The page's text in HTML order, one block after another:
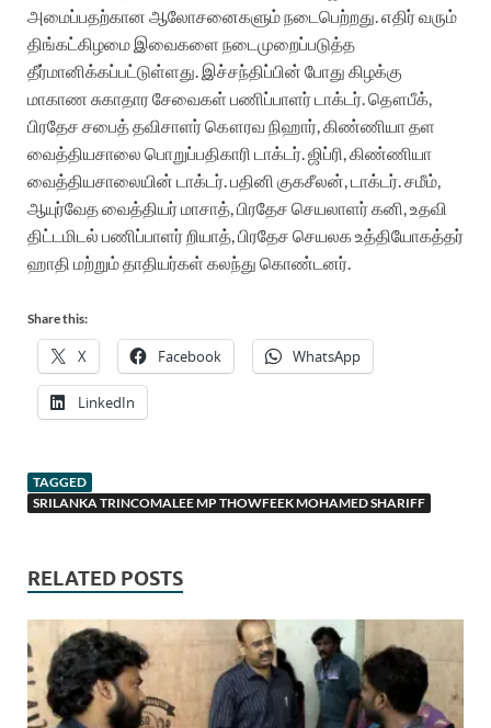
அமைப்பதற்கான ஆலோசனைகளும் நடைபெற்றது. எதிர் வரும்
திங்கட்கிழமை இவைகளை நடைமுறைப்படுத்த
தீர்மானிக்கப்பட்டுள்ளது. இச்சந்திப்பின் போது கிழக்கு
மாகாண சுகாதார சேவைகள் பணிப்பாளர் டாக்டர். தௌபீக்,
பிரதேச சபைத் தவிசாளர் கௌரவ நிஹார், கிண்ணியா தள
வைத்தியசாலை பொறுப்பதிகாரி டாக்டர். ஜிப்ரி, கிண்ணியா
வைத்தியசாலையின் டாக்டர். பதினி குகசீலன், டாக்டர். சமீம்,
ஆயுர்வேத வைத்தியர் மாசாத், பிரதேச செயலாளர் கனி, உதவி
திட்டமிடல் பணிப்பாளர் றியாத், பிரதேச செயலக உத்தியோகத்தர்
ஹாதி மற்றும் தாதியர்கள் கலந்து கொண்டனர்.
Share this:
X Facebook WhatsApp
LinkedIn
TAGGED
SRILANKA TRINCOMALEE MP THOWFEEK MOHAMED SHARIFF
RELATED POSTS